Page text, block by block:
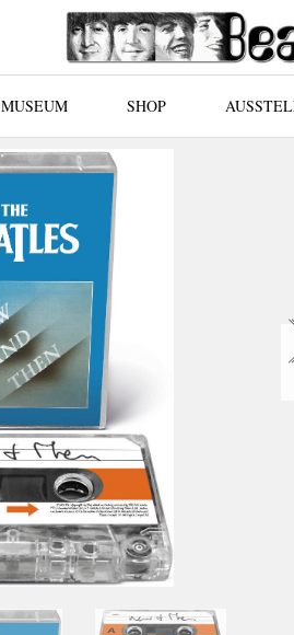
MUSEUM SHOP